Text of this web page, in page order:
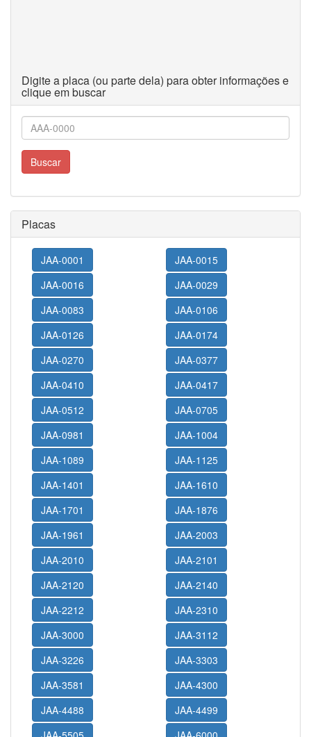
Digite a placa (ou parte dela) para obter informações e
clique em buscar
Buscar
Placas
JAA-0001
JAA-0015
JAA-0016
JAA-0029
JAA-0083
JAA-0106
JAA-0126
JAA-0174
JAA-0270
JAA-0377
JAA-0410
JAA-0417
JAA-0512
JAA-0705
JAA-0981
JAA-1004
JAA-1089
JAA-1125
JAA-1401
JAA-1610
JAA-1701
JAA-1876
JAA-1961
JAA-2003
JAA-2010
JAA-2101
JAA-2120
JAA-2140
JAA-2212
JAA-2310
JAA-3000
JAA-3112
JAA-3226
JAA-3303
JAA-3581
JAA-4300
JAA-4488
JAA-4499